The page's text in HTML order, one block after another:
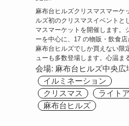
麻布台ヒルズクリスマスマーケ
ルズ初のクリスマスイベントと
マスマーケットを開催します。
ーを中心に、17 の物販・飲食店
麻布台ヒルズでしか買えない限
ューも多数登場します。心温ま
会場: 麻布台ヒルズ中央広
イルミネーション
クリスマス
ライト
麻布台ヒルズ